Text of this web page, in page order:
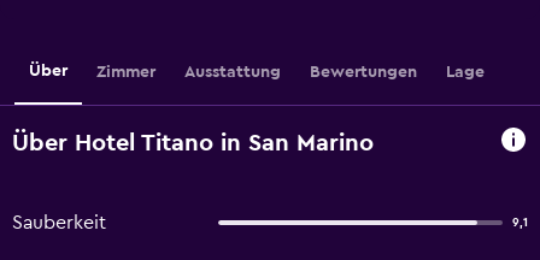
Über Zimmer Ausstattung Bewertungen Lage
Über Hotel Titano in San Marino
Sauberkeit 9,1